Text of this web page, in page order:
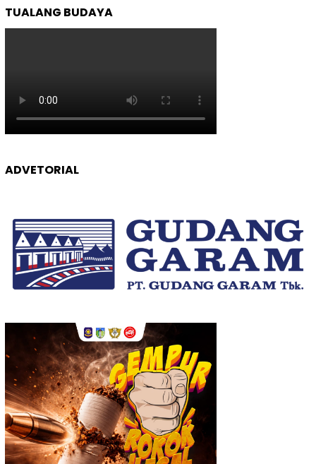
TUALANG BUDAYA
ADVETORIAL